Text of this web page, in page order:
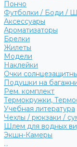
Пончо
Футболки / Боди /
Аксессуары
Ароматизаторы
Брелки
Жилеты
Модели
Наклейки
Очки
Подушки на
Рем. комплект
Термокружки,
Учебная литература
Чехлы / рюкзаки /
Шлем для водных
Экшн-Камеры
...